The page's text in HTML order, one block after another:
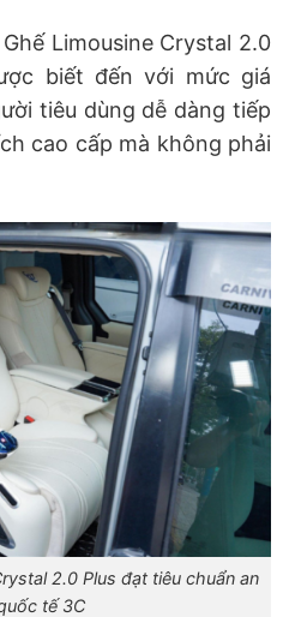
Limousine Crystal 2.0
biết đến với mức giá
tiêu dùng dễ dàng tiếp
cao cấp mà không phải
2.0 Plus đạt tiêu chuẩn an
tế 3C